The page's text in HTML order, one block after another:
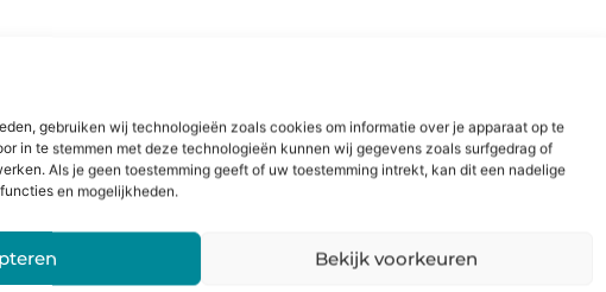
gebruiken wij technologieën zoals cookies om informatie over je apparaat op te
in te stemmen met deze technologieën kunnen wij gegevens zoals surfgedrag of
Als je geen toestemming geeft of uw toestemming intrekt, kan dit een nadelige
en mogelijkheden.
Bekijk voorkeuren
een vrijblijvend bod.
je jouw drone vliegend terug.